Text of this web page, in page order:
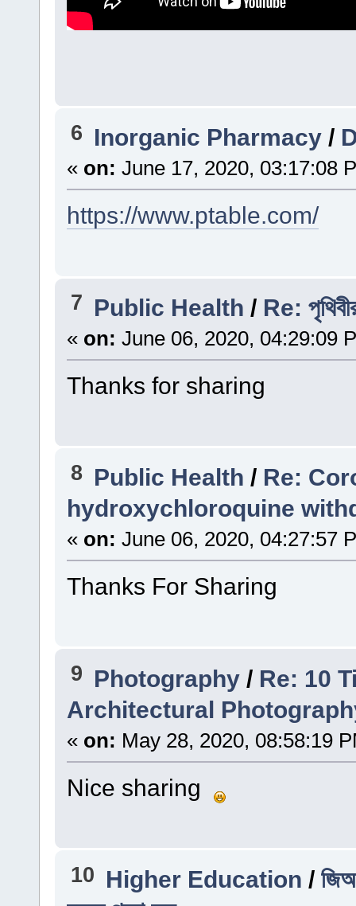
6 Inorganic Pharmacy /
« on: June 17, 2020, 03:17:08
https://www.ptable.com/
7 Public Health / Re:
« on: June 06, 2020, 04:29:09
Thanks for sharing
8 Public Health / Re:
hydroxychloroquine
« on: June 06, 2020, 04:27:57
Thanks For Sharing
9 Photography / Re: 10
Architectural
« on: May 28, 2020, 08:58:19
Nice sharing
10 Higher Education /